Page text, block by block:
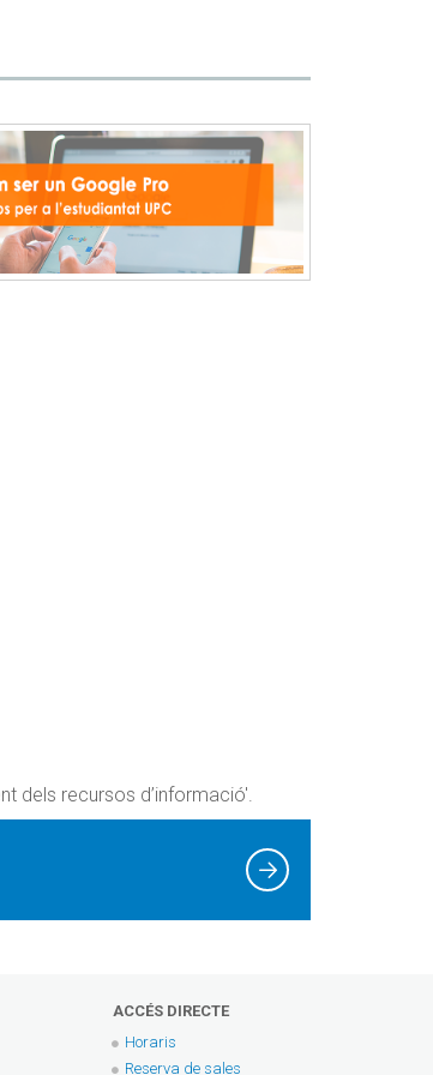
dels recursos d’informació'.
ACCÉS DIRECTE
Horaris
Reserva de sales